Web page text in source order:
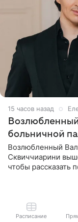
15 часов назад
больничной
Возлюбленный
Сквиччиарини
чтобы рассказать
Расписание